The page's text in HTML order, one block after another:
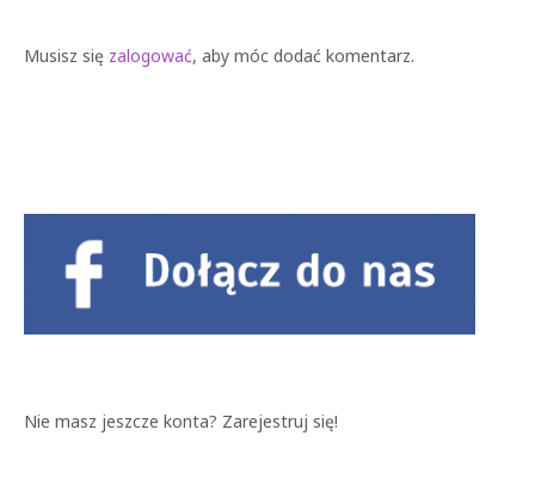
Musisz się zalogować, aby móc dodać komentarz.
Nie masz jeszcze konta? Zarejestruj się!